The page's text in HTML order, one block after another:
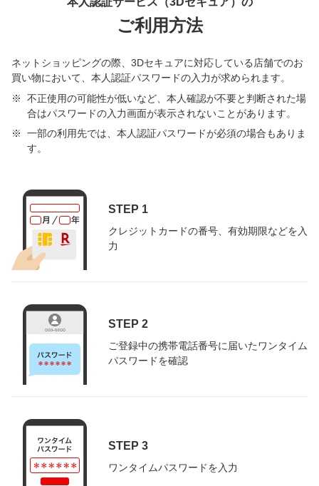
ご利用方法
ネットショッピングの際、3Dセキュアに対応している店舗でのお
買い物において、本人認証パスワードの入力が求められます。
不正使用の可能性が低いなど、本人確認が不要と判断された場
合はパスワードの入力画面が表示されないことがあります。
一部の利用先では、本人認証パスワードが必須の場合もありま
す。
STEP 1
クレジットカードの番号、有効期限などを入
力
STEP 2
ご登録中の携帯電話番号に届いたワンタイム
パスワードを確認
STEP 3
ワンタイムパスワードを入力